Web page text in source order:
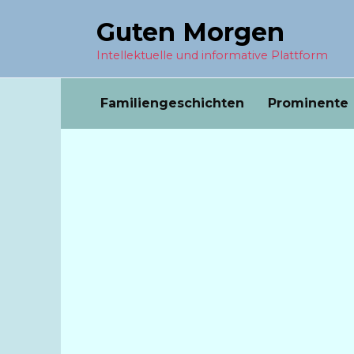
Guten Morgen
Intellektuelle und informative Plattform
Familiengeschichten Prominente